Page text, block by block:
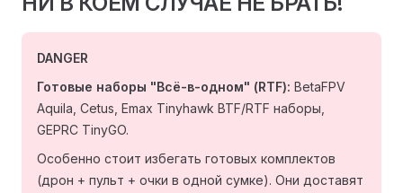
DANGER
Готовые наборы "Всё-в-одном" (RTF): BetaFPV
Aquila, Cetus, Emax Tinyhawk BTF/RTF наборы,
GEPRC TinyGO.
Особенно стоит избегать готовых комплектов
(дрон + пульт + очки в одной сумке). Они доставят